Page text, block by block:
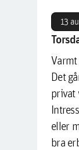
13
Varmt
Det
privat
eller
bra